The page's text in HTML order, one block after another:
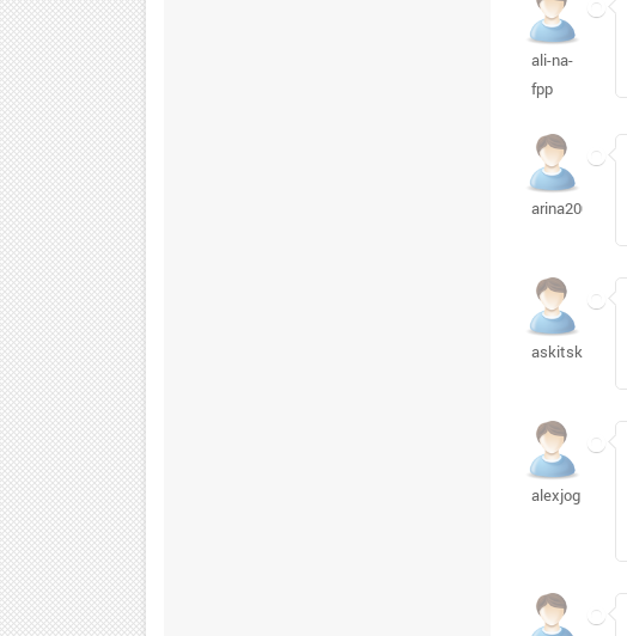
ali-na-
fpp
arina2008
askitskiy
alexjog